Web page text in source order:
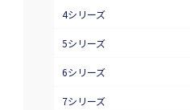
4シリーズ
5シリーズ
6シリーズ
7シリーズ